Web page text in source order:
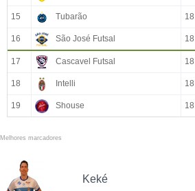
15 Tubarão 18
16 São José Futsal 18
17 Cascavel Futsal 18
18 Intelli 18
19 Shouse 18
Melhores marcadores
Keké